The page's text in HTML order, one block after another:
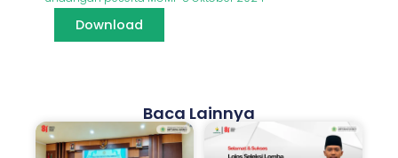
Download
Baca Lainnya